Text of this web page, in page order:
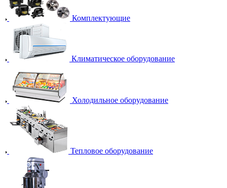
Комплектующие
Климатическое оборудование
Холодильное оборудование
Тепловое оборудование